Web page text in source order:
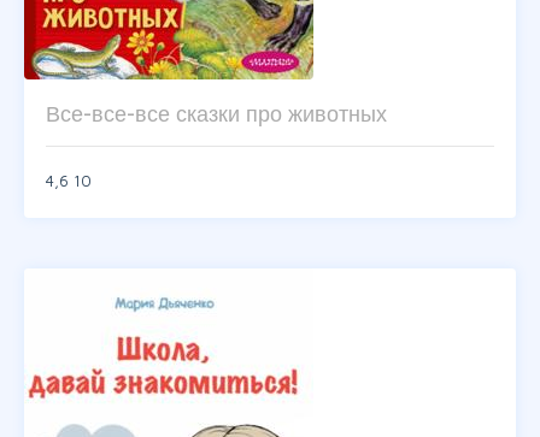
Все-все-все сказки про животных
4,6 10